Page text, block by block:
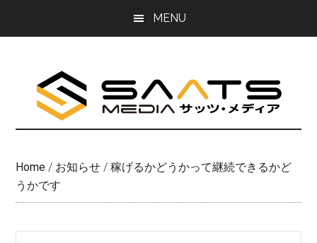
MENU
Home / お知らせ / 稼げるかどうかって継続できるかど
うかです